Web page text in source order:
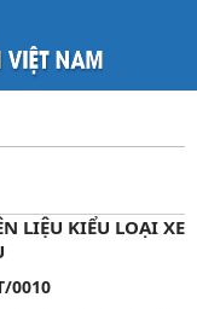
LIỆU KIỂU LOẠI XE
0010